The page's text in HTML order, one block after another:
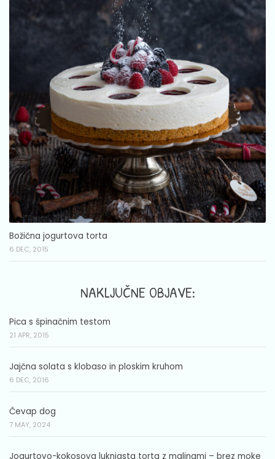
Božična jogurtova torta
6 DEC, 2015
NAKLJUČNE OBJAVE:
Pica s špinačnim testom
21 APR, 2015
Jajčna solata s klobaso in ploskim kruhom
6 DEC, 2016
Čevap dog
7 MAY, 2024
Jogurtovo-kokosova luknjasta torta z malinami – brez moke